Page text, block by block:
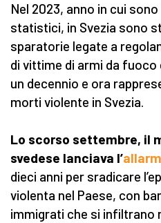
Nel 2023, anno in cui
statistici, in Svezia sono
sparatorie legate a
di vittime di armi da fuoco
un decennio e ora
morti violente in Svezia.
Lo scorso settembre, il
svedese lanciava l’
dieci anni per sradicare
violenta nel Paese, con
immigrati che si infiltrano